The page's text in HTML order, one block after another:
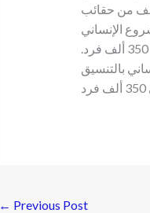
في باكستان، قام مركز الملك سلمان للإغاثة والأعمال الإنسانية بتوزيع نحو 50 ألف من حقائب
الإنساني
بالتنسيق والتعاون مع هيئة إدارة الكوارث الوطنية الباكستانية، واستفاد من هذا المشروع حوالي 350 ألف فرد.
بالتنسيق
← Previous Post